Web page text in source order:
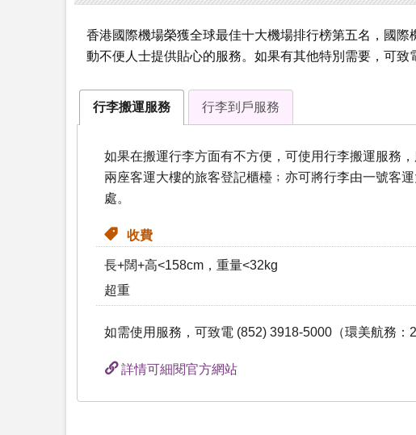
香港國際機場榮獲全球最佳十大機場排行榜第五名，國
動不便人士提供貼心的服務。如果有其他特別需要，可致
行李搬運服務 行李到戶服務
如果在搬運行李方面有不方便，可使用行李搬運服務
兩座客運大樓的旅客登記櫃檯﹔亦可將行李由一號客
處。
收費
長+闊+高<158cm，重量<32kg
超重
如需使用服務，可致電 (852) 3918-5000（環美航務：
詳情可細閱官方網站